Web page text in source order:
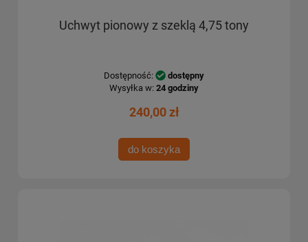
Uchwyt pionowy z szeklą 4,75 tony
Dostępność:
dostępny
Wysyłka w: 24 godziny
240,00 zł
do koszyka